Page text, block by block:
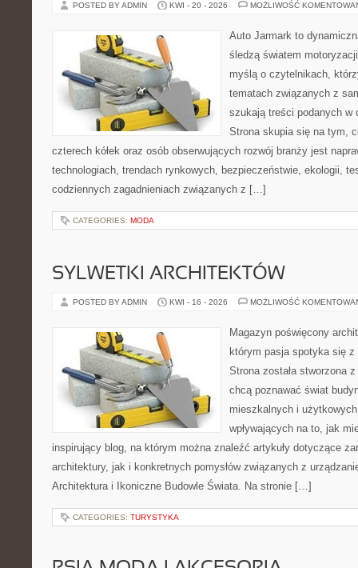
POSTED BY ADMIN KWI - 20 - 2026 MOŻLIWOŚĆ
Auto Jarmark to
śledzą światem
myślą o czytelnikach,
tematach związanych z
szukają treści podanych
Strona skupia się na tym,
czterech kółek oraz osób obserwujących rozwój branży jest
technologiach, trendach rynkowych, bezpieczeństwie, ekologii,
codziennych zagadnieniach związanych z […]
CATEGORIES: MODA
SYLWETKI ARCHITEKTÓW
POSTED BY ADMIN KWI - 16 - 2026 MOŻLIWOŚĆ
Magazyn poświęcony
którym pasja spotyka się
Strona została stworzona
chcą poznawać świat
mieszkalnych i
wpływających na to, jak
inspirujący blog, na którym można znaleźć artykuły dotyczące
architektury, jak i konkretnych pomysłów związanych z
Architektura i Ikoniczne Budowle Świata. Na stronie […]
CATEGORIES: TURYSTYKA